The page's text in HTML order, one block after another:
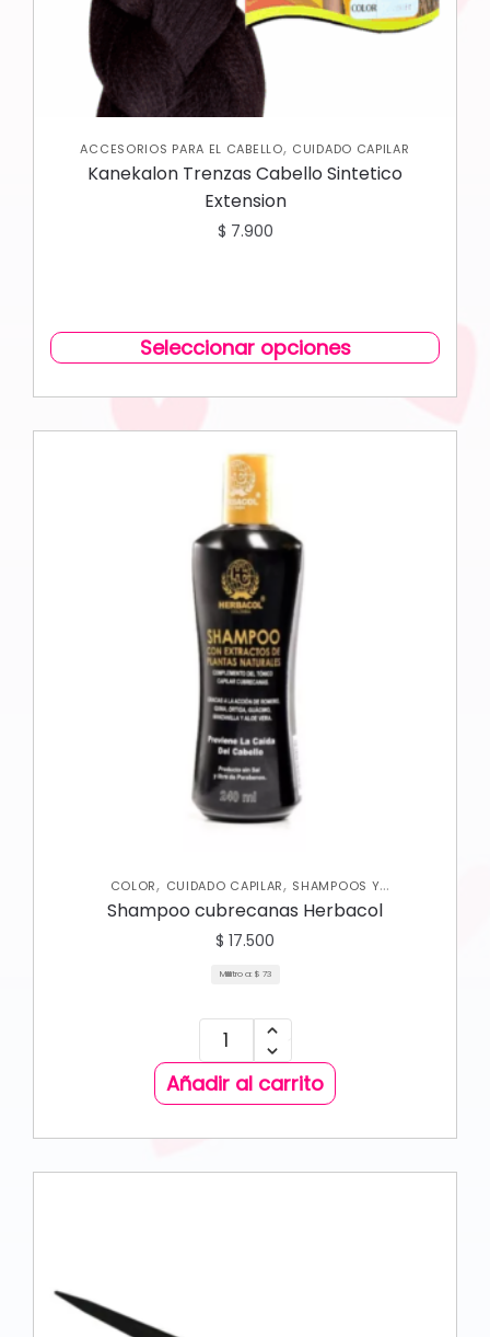
ACCESORIOS PARA EL CABELLO, CUIDADO CAPILAR
Kanekalon Trenzas Cabello Sintetico
Extension
$ 7.900
Seleccionar opciones
COLOR, CUIDADO CAPILAR, SHAMPOOS Y
ACONDICIONADORES
Shampoo cubrecanas Herbacol
$ 17.500
Mililitro a: $ 73
Añadir al carrito